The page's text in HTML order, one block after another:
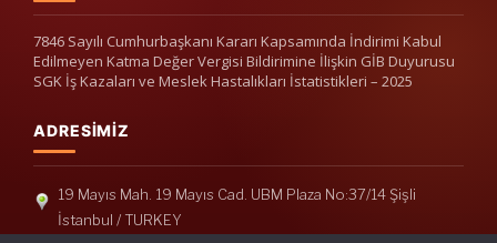
7846 Sayılı Cumhurbaşkanı Kararı Kapsamında İndirimi Kabul
Edilmeyen Katma Değer Vergisi Bildirimine İlişkin GİB Duyurusu
SGK İş Kazaları ve Meslek Hastalıkları İstatistikleri – 2025
ADRESIMIZ
19 Mayıs Mah. 19 Mayıs Cad. UBM Plaza No:37/14 Şişli
İstanbul / TURKEY